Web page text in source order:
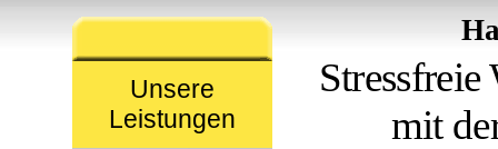
Unsere
Leistungen
mit